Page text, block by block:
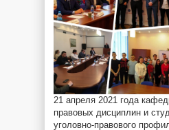
21 апреля 2021 года
правовых дисциплин и
уголовно-правового